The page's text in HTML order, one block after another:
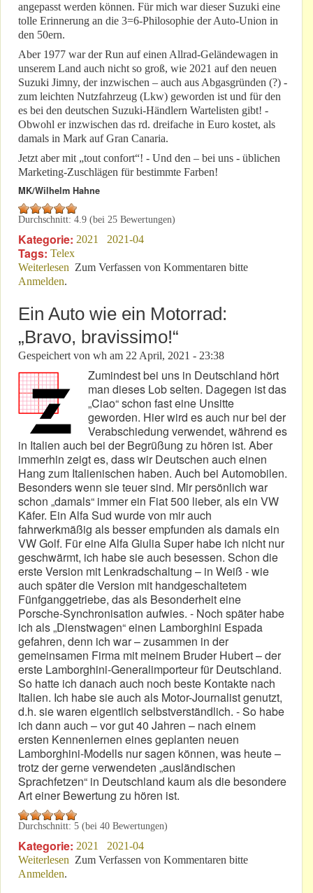
angepasst werden können. Für mich war dieser Suzuki eine
tolle Erinnerung an die 3=6-Philosophie der Auto-Union in
den 50ern.
Aber 1977 war der Run auf einen Allrad-Geländewagen in
unserem Land auch nicht so groß, wie 2021 auf den neuen
Suzuki Jimny, der inzwischen – auch aus Abgasgründen (?) -
zum leichten Nutzfahrzeug (Lkw) geworden ist und für den
es bei den deutschen Suzuki-Händlern Wartelisten gibt! -
Obwohl er inzwischen das rd. dreifache in Euro kostet, als
damals in Mark auf Gran Canaria.
Jetzt aber mit „tout confort“! - Und den – bei uns - üblichen
Marketing-Zuschlägen für bestimmte Farben!
MK/Wilhelm Hahne
Durchschnitt: 4.9 (bei 25 Bewertungen)
Kategorie: 2021 2021-04
Tags: Telex
Weiterlesen über Lange vor „Jimny“: Der Suzuki 540 Four-wheel-
Zum Verfassen von Kommentaren bitte
Anmelden.
Ein Auto wie ein Motorrad:
„Bravo, bravissimo!“
Gespeichert von wh am 22 April, 2021 - 23:38
Zumindest bei uns in Deutschland hört
man dieses Lob selten. Dagegen ist das
„Ciao“ schon fast eine Unsitte
geworden. Hier wird es auch nur bei der
Verabschiedung verwendet, während es
in Italien auch bei der Begrüßung zu hören ist. Aber
immerhin zeigt es, dass wir Deutschen auch einen
Hang zum Italienischen haben. Auch bei Automobilen.
Besonders wenn sie teuer sind. Mir persönlich war
schon „damals“ immer ein Fiat 500 lieber, als ein VW
Käfer. Ein Alfa Sud wurde von mir auch
fahrwerkmäßig als besser empfunden als damals ein
VW Golf. Für eine Alfa Giulia Super habe ich nicht nur
geschwärmt, ich habe sie auch besessen. Schon die
erste Version mit Lenkradschaltung – in Weiß - wie
auch später die Version mit handgeschaltetem
Fünfganggetriebe, das als Besonderheit eine
Porsche-Synchronisation aufwies. - Noch später habe
ich als „Dienstwagen“ einen Lamborghini Espada
gefahren, denn ich war – zusammen in der
gemeinsamen Firma mit meinem Bruder Hubert – der
erste Lamborghini-Generalimporteur für Deutschland.
So hatte ich danach auch noch beste Kontakte nach
Italien. Ich habe sie auch als Motor-Journalist genutzt,
d.h. sie waren eigentlich selbstverständlich. - So habe
ich dann auch – vor gut 40 Jahren – nach einem
ersten Kennenlernen eines geplanten neuen
Lamborghini-Modells nur sagen können, was heute –
trotz der gerne verwendeten „ausländischen
Sprachfetzen“ in Deutschland kaum als die besondere
Art einer Bewertung zu hören ist.
Durchschnitt: 5 (bei 40 Bewertungen)
Kategorie: 2021
2021-04
Weiterlesen über Ein Auto wie ein Motorrad: „Bravo, bravissimo!“
Zum Verfassen von Kommentaren bitte
Anmelden.